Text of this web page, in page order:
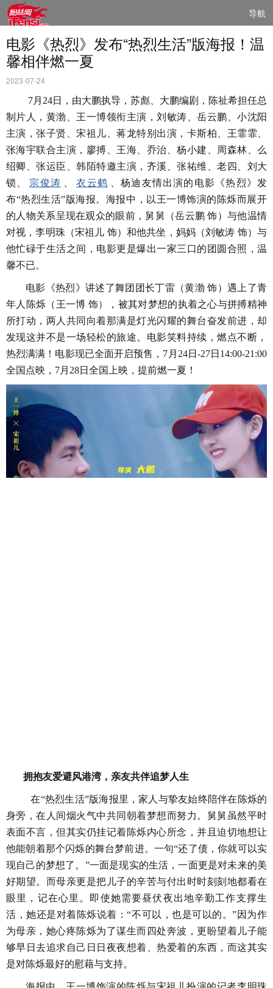
导航
电影《热烈》发布“热烈生活”版海报！温
馨相伴燃一夏
2023-07-24
7月 24日，由大鹏执导，苏彪、大鹏编剧，陈祉希担任总
制片人
， 黄渤、王一博领衔主演，刘敏涛、岳云鹏、小沈阳
主演，张子贤、宋祖儿、蒋龙特别出演，卡斯柏、王霏霏、
张海宇联合主演，廖搏、王海、乔治、杨小建、周森林、么
绍卿、张运臣、韩陌特邀主演， 齐溪 、张祐维、老四
刘大
锁
宗俊涛 衣云鹤 、杨迪友情出演的电影《热烈》 发
布“热烈生活”版海报。海报中，以王一博饰演的陈烁而展开
的人物关系呈现在观众的眼前，舅舅（岳云鹏 饰）与他温情
对视，李明珠（宋祖儿 饰）和他共坐，妈妈（刘敏涛 饰）与
他忙碌于生活之间，电影更是爆出一家三口的团圆合照，温
馨不已。
电影《热烈》讲述了舞团团长丁雷（黄渤 饰）遇上了青
年人陈烁（王一博 饰），被其对梦想的执着之心与拼搏精神
所打动，两人共同向着那满是灯光闪耀的舞台奋发前进，却
发现这并不是一场轻松的旅途。电影笑料持续，燃点不断，
热烈满满！ 电影现已全面开启预售， 7月24日 -27日 14:00-21:00
全国点映， 7月28日全国上映，提前燃一夏！
拥抱友爱避风港湾，亲友共伴追梦人生
在“热烈生活”版海报里，家人与挚友始终陪伴在陈烁的
身旁，在人间烟火气中共同朝着梦想而努力。 舅舅虽然平时
表面不言，但其实仍挂记着陈烁内心所念，并且迫切地想让
他能朝着那个闪烁的舞台梦前进。一句“还了债，你就可以实
现自己的梦想了。”一面是现实的生活 ，一面更是对未来的美
好期望。而母亲更是把儿子的辛苦与付出时时刻刻地都看在
眼里，记在心里。即使她需要昼伏夜出地辛勤工作支撑生
活，她还是对着陈烁说着：“不可以，也是可以的。”因为作
为母亲，她心疼陈烁为了谋生而四处奔波，更盼望着儿子能
够早日去追求自己日日夜夜想着 、热爱着的东西， 而这其实
是对陈烁最好的慰藉与支持。